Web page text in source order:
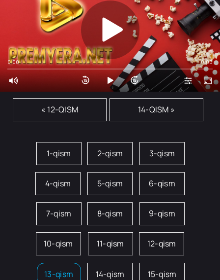
0:00 0:00
« 12-QISM 14-QISM »
1-qism 2-qism 3-qism
4-qism 5-qism 6-qism
7-qism 8-qism 9-qism
10-qism 11-qism 12-qism
13-qism 14-qism 15-qism